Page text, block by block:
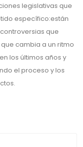
legislativas que
específico:están
que
cambia a un ritmo
los últimos años y
el proceso y los